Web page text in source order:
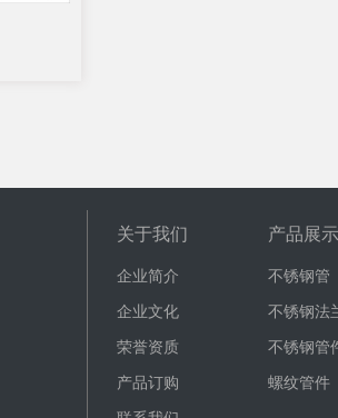
关于我们
企业简介
企业文化
荣誉资质
产品订购
产品展示
不锈钢管
不锈钢法
不锈钢管
螺纹管件